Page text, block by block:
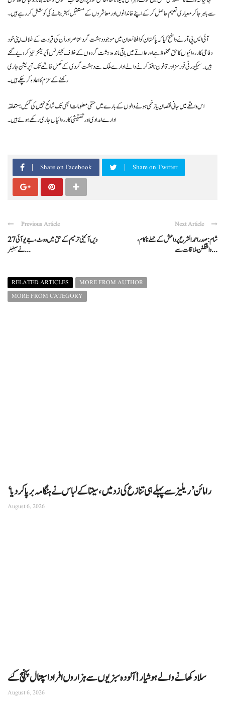
سے باہر جا کر معیاری تعلیم حاصل کر کے اپنے خاندانوں اور معاشروں کے مستقبل بہتر بنانے کی کوشش کر رہے ہیں۔
آئی ایس پی آر نے واضح کیا کہ پاکستان کو افغانستان میں موجود دہشت گرد عناصر اور اُن کی قیادت کے خلاف اپنی خود
دفاعی کارروائیوں کا حق محفوظ ہے اور علاقے میں باقی ماندہ دہشت گردوں کے خلاف کلیئرنس آپریشنز تیز کر دیے گئے
ہیں۔ سیکیورٹی فورسز اور قانون نافذ کرنے والے ادارے ملک سے دہشت گردی کے مکمل خاتمے تک آپریشن جاری
رکھنے کے عزم کا اعادہ کر چکے ہیں۔
اس واقعے میں جانی نقصان یا زخمی ہونے والوں کے بارے میں حتمی معلومات ابھی تک شائع نہیں کی گئیں؛ متعلقہ
ادارے امدادی اور تفتیشی کارروائیاں جاری رکھے ہوئے ہیں۔
Share on Facebook Share on Twitter
Previous Article
27ویں آئینی ترمیم کے حق میں ووٹ، جے یو آئی
نے سینیٹر ...
Next Article
شام: صدر احمد الشرع پر داعش کے حملے ناکام،
واشنگٹن ملاقات سے ...
RELATED ARTICLES
MORE FROM AUTHOR
MORE FROM CATEGORY
‘رامائن’ ریلیز سے پہلے ہی تنازع کی زد میں، سیتا کے لباس نے ہنگامہ برپا کردیا
August 6, 2026
سلاد کھانے والے ہوشیار! آلودہ سبزیوں سے ہزاروں افراد اسپتال پہنچ گئے
August 6, 2026